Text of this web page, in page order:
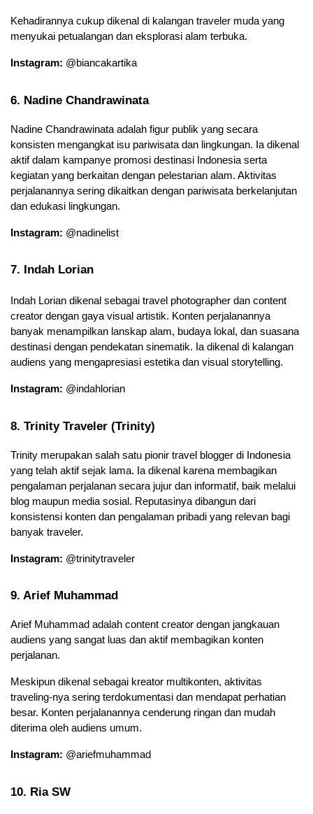
Kehadirannya cukup dikenal di kalangan traveler muda yang
menyukai petualangan dan eksplorasi alam terbuka.
Instagram: @biancakartika
6. Nadine Chandrawinata
Nadine Chandrawinata adalah figur publik yang secara
konsisten mengangkat isu pariwisata dan lingkungan. Ia dikenal
aktif dalam kampanye promosi destinasi Indonesia serta
kegiatan yang berkaitan dengan pelestarian alam. Aktivitas
perjalanannya sering dikaitkan dengan pariwisata berkelanjutan
dan edukasi lingkungan.
Instagram: @nadinelist
7. Indah Lorian
Indah Lorian dikenal sebagai travel photographer dan content
creator dengan gaya visual artistik. Konten perjalanannya
banyak menampilkan lanskap alam, budaya lokal, dan suasana
destinasi dengan pendekatan sinematik. Ia dikenal di kalangan
audiens yang mengapresiasi estetika dan visual storytelling.
Instagram: @indahlorian
8. Trinity Traveler (Trinity)
Trinity merupakan salah satu pionir travel blogger di Indonesia
yang telah aktif sejak lama. Ia dikenal karena membagikan
pengalaman perjalanan secara jujur dan informatif, baik melalui
blog maupun media sosial. Reputasinya dibangun dari
konsistensi konten dan pengalaman pribadi yang relevan bagi
banyak traveler.
Instagram: @trinitytraveler
9. Arief Muhammad
Arief Muhammad adalah content creator dengan jangkauan
audiens yang sangat luas dan aktif membagikan konten
perjalanan.
Meskipun dikenal sebagai kreator multikonten, aktivitas
traveling-nya sering terdokumentasi dan mendapat perhatian
besar. Konten perjalanannya cenderung ringan dan mudah
diterima oleh audiens umum.
Instagram: @ariefmuhammad
10. Ria SW